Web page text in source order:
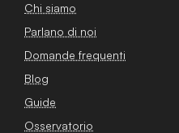
Chi siamo
Parlano di noi
Domande frequenti
Blog
Guide
Osservatorio